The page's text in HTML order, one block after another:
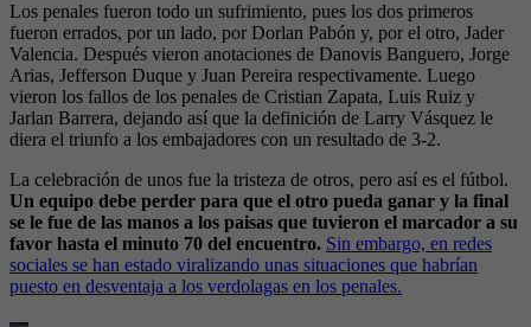
Los penales fueron todo un sufrimiento, pues los dos primeros
fueron errados, por un lado, por Dorlan Pabón y, por el otro, Jader
Valencia. Después vieron anotaciones de Danovis Banguero, Jorge
Arias, Jefferson Duque y Juan Pereira respectivamente. Luego
vieron los fallos de los penales de Cristian Zapata, Luis Ruiz y
Jarlan Barrera, dejando así que la definición de Larry Vásquez le
diera el triunfo a los embajadores con un resultado de 3-2.
La celebración de unos fue la tristeza de otros, pero así es el fútbol.
Un equipo debe perder para que el otro pueda ganar y la final
se le fue de las manos a los paisas que tuvieron el marcador a su
favor hasta el minuto 70 del encuentro. Sin embargo, en redes
sociales se han estado viralizando unas situaciones que habrían
puesto en desventaja a los verdolagas en los penales.